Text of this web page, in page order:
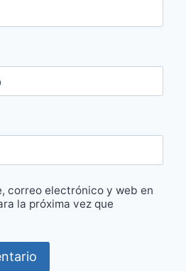
correo electrónico y web en
la próxima vez que